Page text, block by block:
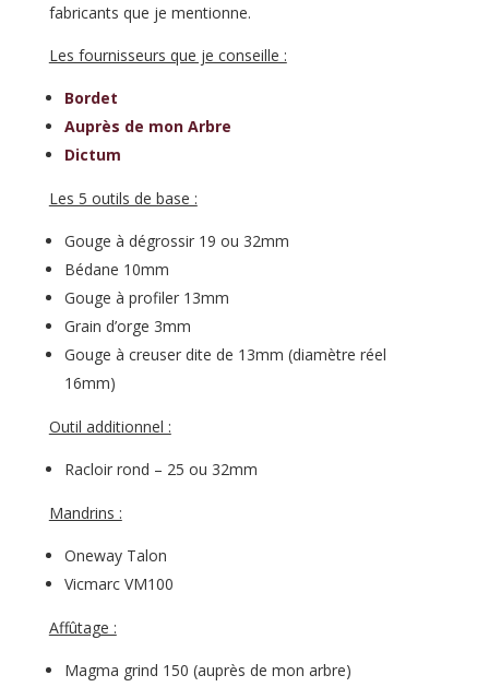
fabricants que je mentionne.
Les fournisseurs que je conseille :
Bordet
Auprès de mon Arbre
Dictum
Les 5 outils de base :
Gouge à dégrossir 19 ou 32mm
Bédane 10mm
Gouge à profiler 13mm
Grain d’orge 3mm
Gouge à creuser dite de 13mm (diamètre réel
16mm)
Outil additionnel :
Racloir rond – 25 ou 32mm
Mandrins :
Oneway Talon
Vicmarc VM100
Affûtage :
Magma grind 150 (auprès de mon arbre)